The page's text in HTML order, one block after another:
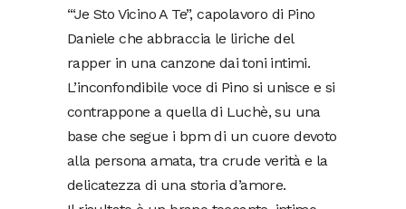
“‘Je Sto Vicino A Te”, capolavoro di Pino
Daniele che abbraccia le liriche del
rapper in una canzone dai toni intimi.
L’inconfondibile voce di Pino si unisce e si
contrappone a quella di Luchè, su una
base che segue i bpm di un cuore devoto
alla persona amata, tra crude verità e la
delicatezza di una storia d’amore.